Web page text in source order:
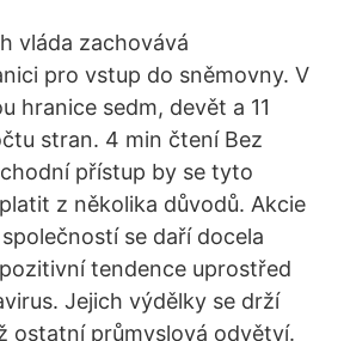
vláda zachovává
pro vstup do sněmovny. V
hranice sedm, devět a 11
stran. 4 min čtení Bez
přístup by se tyto
z několika důvodů. Akcie
se daří docela
tendence uprostřed
Jejich výdělky se drží
ostatní průmyslová odvětví.